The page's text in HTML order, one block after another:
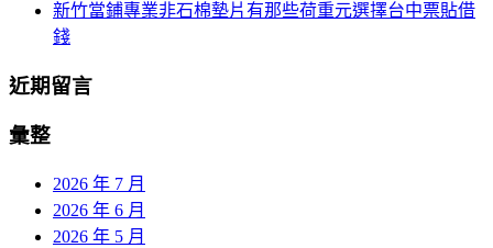
新竹當鋪專業非石棉墊片有那些荷重元選擇台中票貼借
錢
近期留言
彙整
2026 年 7 月
2026 年 6 月
2026 年 5 月